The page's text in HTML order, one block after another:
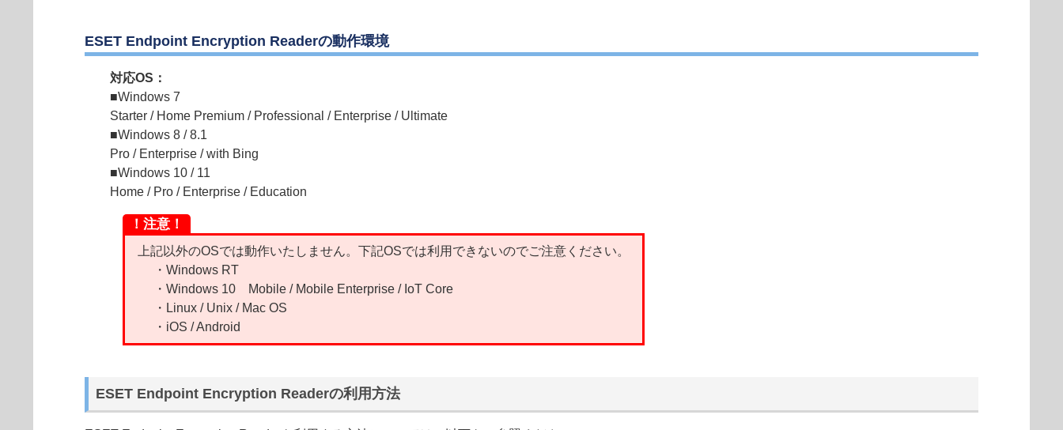
ESET Endpoint Encryption Readerの動作環境
対応OS：
■Windows 7
Starter / Home Premium / Professional / Enterprise / Ultimate
■Windows 8 / 8.1
Pro / Enterprise / with Bing
■Windows 10 / 11
Home / Pro / Enterprise / Education
！注意！
上記以外のOSでは動作いたしません。下記OSでは利用できないのでご注意ください。
・Windows RT
・Windows 10 Mobile / Mobile Enterprise / IoT Core
・Linux / Unix / Mac OS
・iOS / Android
ESET Endpoint Encryption Readerの利用方法